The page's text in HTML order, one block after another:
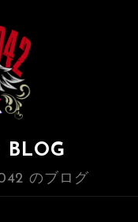
BLOG
のブログ